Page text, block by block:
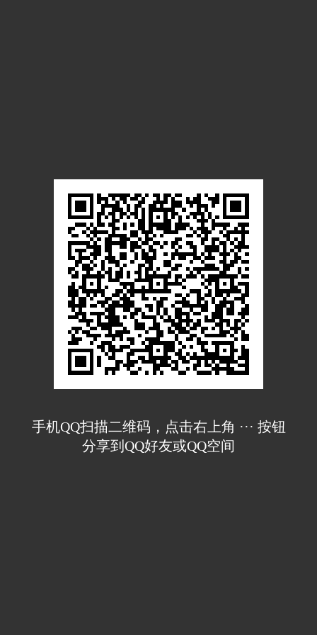
手机QQ扫描二维码，点击右上角 ··· 按钮
分享到QQ好友或QQ空间